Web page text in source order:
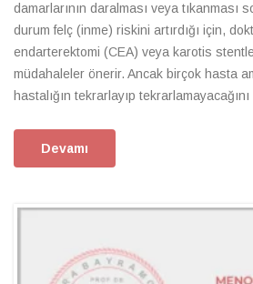
damarlarının daralması veya tıkanması
durum felç (inme) riskini artırdığı için,
endarterektomi (CEA) veya karotis
müdahaleler önerir. Ancak birçok hasta
hastalığın tekrarlayıp
Devamı